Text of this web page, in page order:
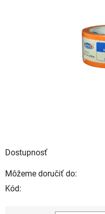
Dostupnosť
Môžeme doručiť do:
Kód: